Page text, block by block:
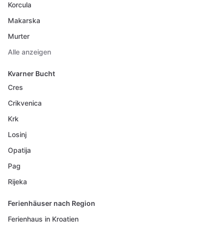
Korcula
Makarska
Murter
Alle anzeigen
Kvarner Bucht
Cres
Crikvenica
Krk
Losinj
Opatija
Pag
Rijeka
Ferienhäuser nach Region
Ferienhaus in Kroatien